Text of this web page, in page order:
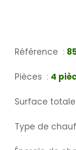
Référence
Pièces 4
Surface totale
Type de